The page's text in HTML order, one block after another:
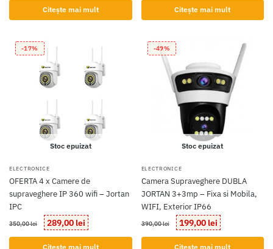
Citește mai mult
a
fost:
este:
Citește mai mult
-17%
Stoc epuizat
ELECTRONICE
OFERTA 4 x Camere de
supraveghere IP 360 wifi – Jortan
IPC
350,00lei
Prețul
inițial
a
289,00 lei Prețul
curent
este:
Citește mai mult
-49%
Stoc epuizat
ELECTRONICE
Camera Supraveghere DUBLA
JORTAN 3+3mp – Fixa si Mobila,
WIFI, Exterior IP66
390,00lei
Prețul
inițial
a
199,00 lei Prețul
curent
este:
Citește mai mult